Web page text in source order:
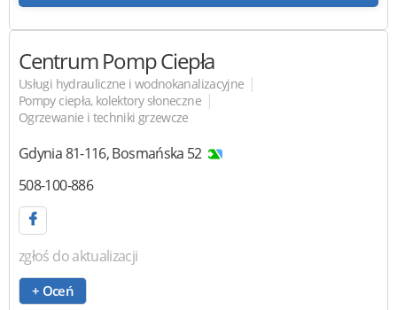
Centrum Pomp Ciepła
Usługi hydrauliczne i wodnokanalizacyjne |
Pompy ciepła, kolektory słoneczne |
Ogrzewanie i techniki grzewcze
Gdynia81-116,Bosmańska 52
508-100-886
zgłoś do aktualizacji
+ Oceń